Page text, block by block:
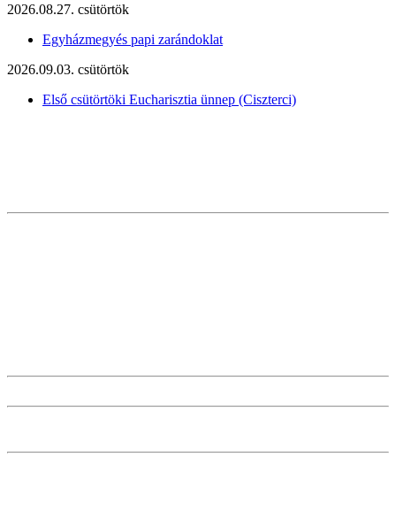
2026.08.27. csütörtök
Egyházmegyés papi zarándoklat
2026.09.03. csütörtök
Első csütörtöki Eucharisztia ünnep (Ciszterci)